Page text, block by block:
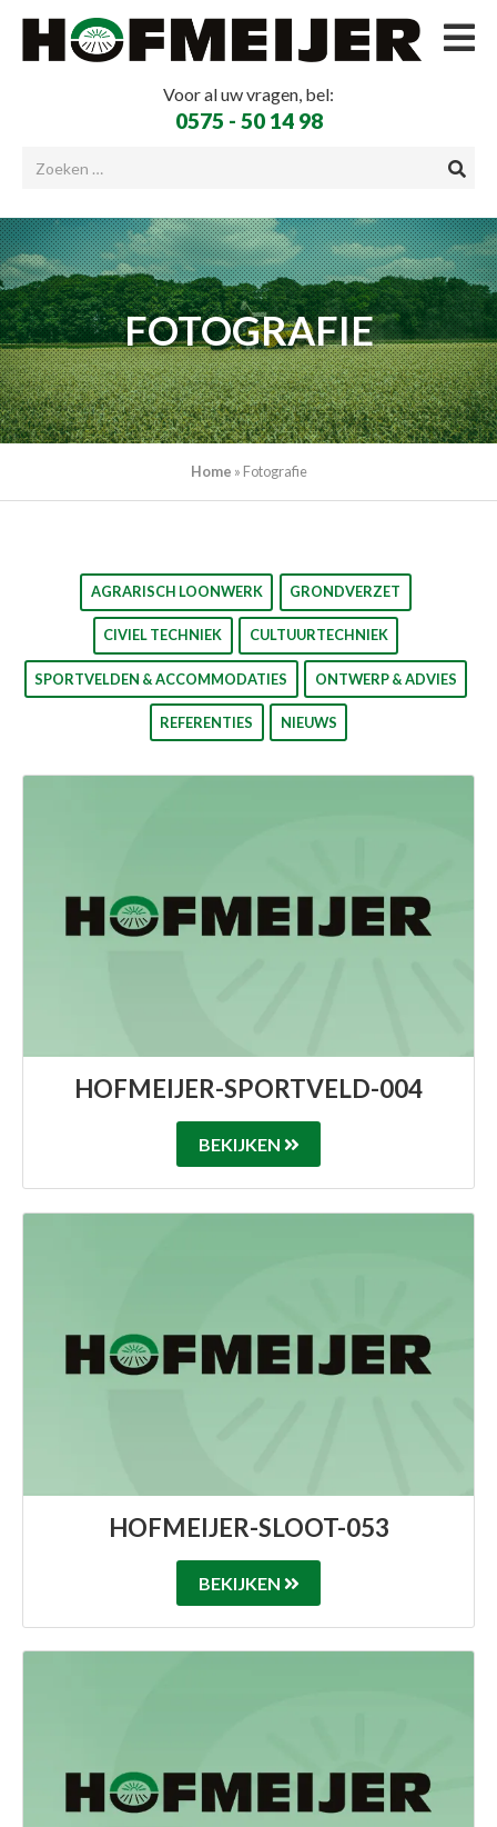
Voor al uw vragen, bel:
0575 - 50 14 98
FOTOGRAFIE
Home » Fotografie
AGRARISCH LOONWERK GRONDVERZET
CIVIEL TECHNIEK CULTUURTECHNIEK
SPORTVELDEN & ACCOMMODATIES ONTWERP & ADVIES
REFERENTIES NIEUWS
HOFMEIJER-SPORTVELD-004
BEKIJKEN
HOFMEIJER-SLOOT-053
BEKIJKEN